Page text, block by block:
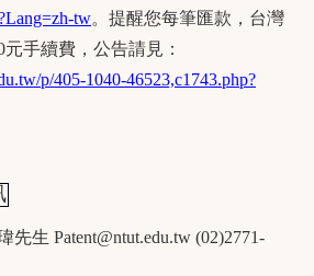
tw。提醒您每筆匯款，台灣
手續費，公告請見：
p/405-1040-46523,c1743.php?
生 Patent@ntut.edu.tw (02)2771-